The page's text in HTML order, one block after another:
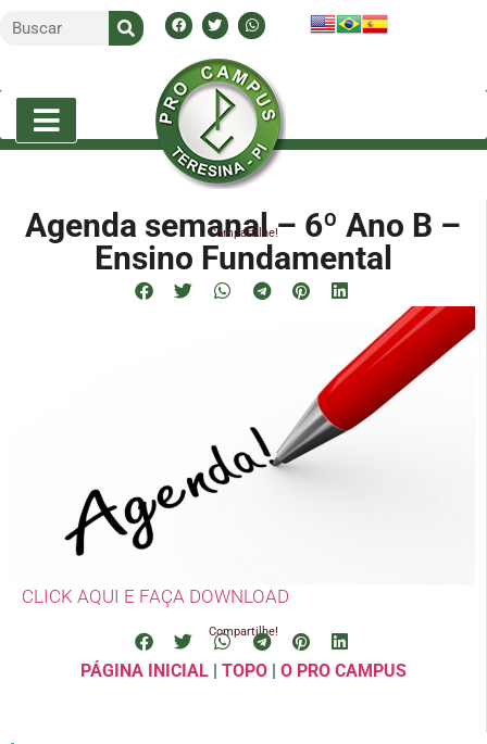
Agenda semanal – 6º Ano B –
Ensino Fundamental
Compartilhe!
CLICK AQUI E FAÇA DOWNLOAD
Compartilhe!
PÁGINA INICIAL| TOPO| O PRO CAMPUS